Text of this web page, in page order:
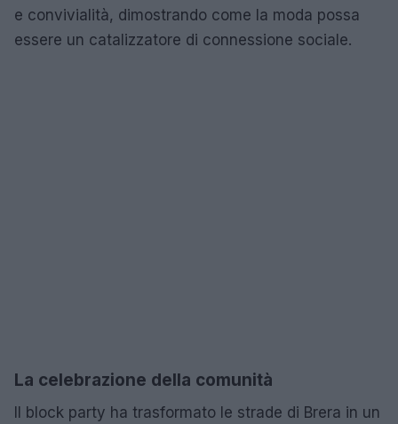
e convivialità, dimostrando come la moda possa
essere un catalizzatore di connessione sociale.
La celebrazione della comunità
Il block party ha trasformato le strade di Brera in un